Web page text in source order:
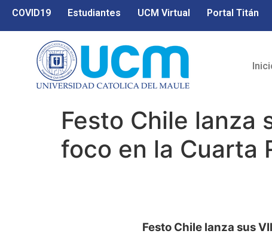
COVID19 Estudiantes UCM Virtual Portal Titán
Festo Chile lanza
foco en la Cuarta
Festo Chile lanza sus